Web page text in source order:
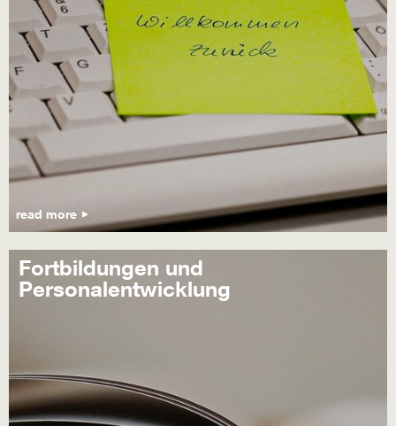
read more
Fortbildungen und
Personalentwicklung